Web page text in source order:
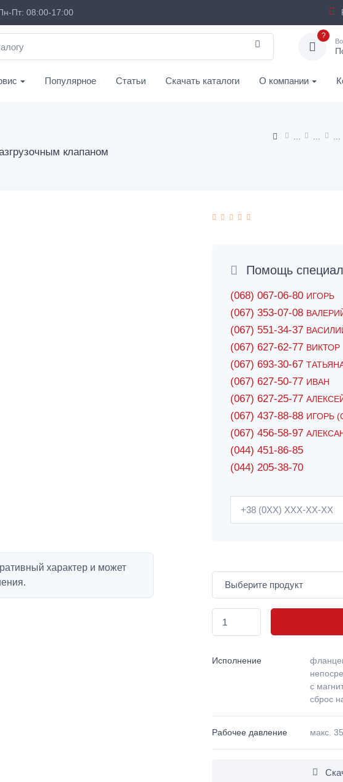
Пт: 08:00-17:00
?
Популярное Статьи Скачать каталоги О компании
клапаном
характер и может
Помощь
(068) 067-06-80 ИГОРЬ
(067) 353-07-08
(067) 551-34-37
(067) 627-62-77 ВИКТОР
(067) 693-30-67
(067) 627-50-77 ИВАН
(067) 627-25-77
(067) 437-88-88 ИГОРЬ
(067) 456-58-97
(044) 451-86-85
(044) 205-38-70
Исполнение
с
сброс
Рабочее давление макс.